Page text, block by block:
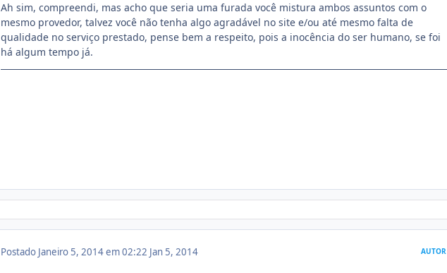
Ah sim, compreendi, mas acho que seria uma furada você mistura ambos assuntos com o
mesmo provedor, talvez você não tenha algo agradável no site e/ou até mesmo falta de
qualidade no serviço prestado, pense bem a respeito, pois a inocência do ser humano, se foi
há algum tempo já.
Postado Janeiro 5, 2014 em 02:22 Jan 5, 2014 AUTOR